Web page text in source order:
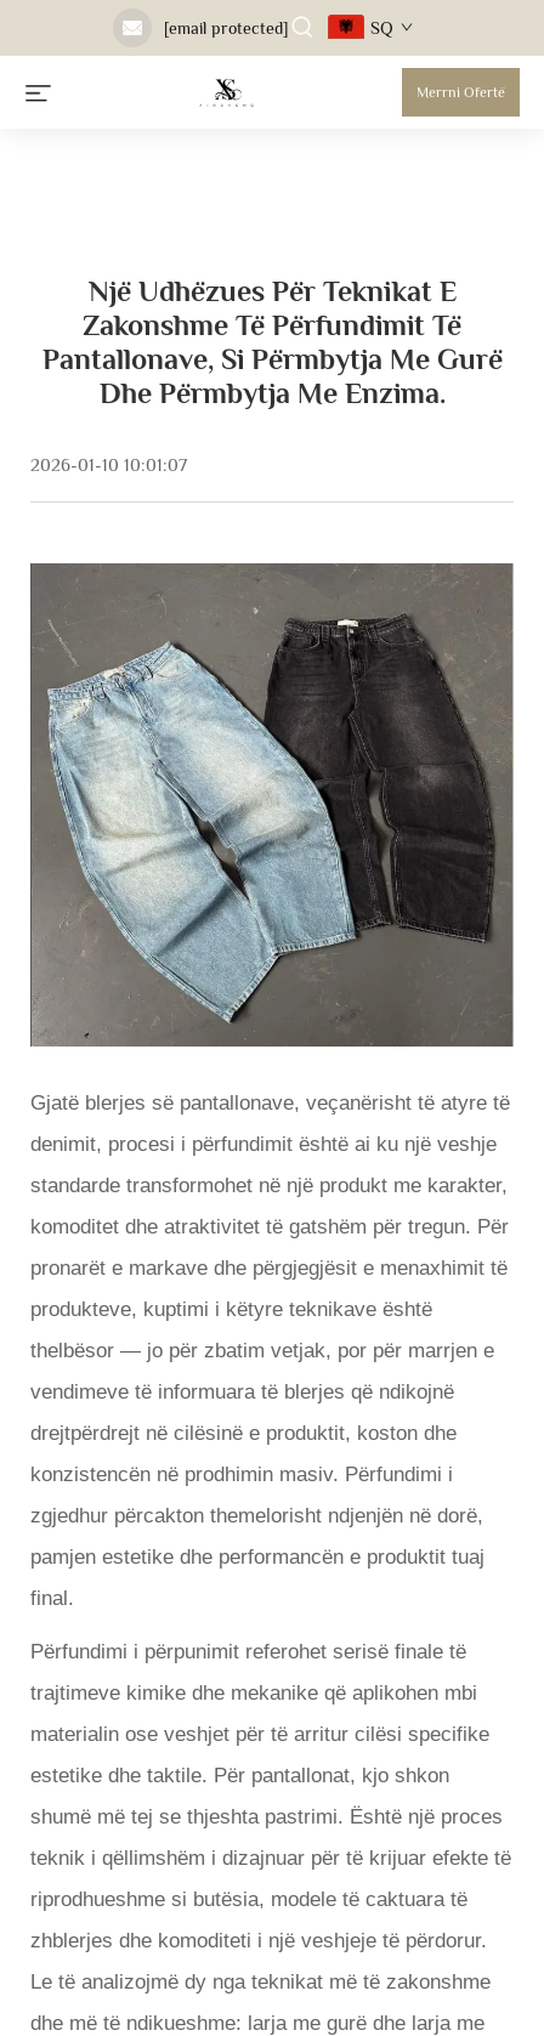
[email protected] SQ
Merrni Ofertë
Një Udhëzues Për Teknikat E
Zakonshme Të Përfundimit Të
Pantallonave, Si Përmbytja Me Gurë
Dhe Përmbytja Me Enzima.
2026-01-10 10:01:07
Gjatë blerjes së pantallonave, veçanërisht të atyre të
denimit, procesi i përfundimit është ai ku një veshje
standarde transformohet në një produkt me karakter,
komoditet dhe atraktivitet të gatshëm për tregun. Për
pronarët e markave dhe përgjegjësit e menaxhimit të
produkteve, kuptimi i këtyre teknikave është
thelbësor — jo për zbatim vetjak, por për marrjen e
vendimeve të informuara të blerjes që ndikojnë
drejtpërdrejt në cilësinë e produktit, koston dhe
konzistencën në prodhimin masiv. Përfundimi i
zgjedhur përcakton themelorisht ndjenjën në dorë,
pamjen estetike dhe performancën e produktit tuaj
final.
Përfundimi i përpunimit referohet serisë finale të
trajtimeve kimike dhe mekanike që aplikohen mbi
materialin ose veshjet për të arritur cilësi specifike
estetike dhe taktile. Për pantallonat, kjo shkon
shumë më tej se thjeshta pastrimi. Është një proces
teknik i qëllimshëm i dizajnuar për të krijuar efekte të
riprodhueshme si butësia, modele të caktuara të
zhblerjes dhe komoditeti i një veshjeje të përdorur.
Le të analizojmë dy nga teknikat më të zakonshme
dhe më të ndikueshme: larja me gurë dhe larja me